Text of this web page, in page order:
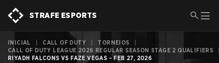
STRAFE ESPORTS
INICIAL CALL OF DUTY TORNEIOS
CALL OF DUTY LEAGUE 2026 REGULAR SEASON STAGE 2 QUALIFIERS
RIYADH FALCONS VS FAZE VEGAS - FEB 27, 2026